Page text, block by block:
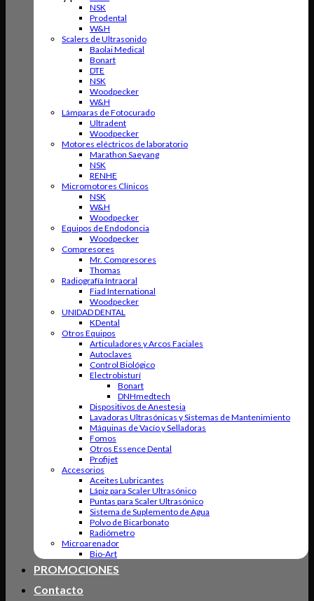
NSK
Prodental
W&H
Scalers de Ultrasonido
Baolai Medical
Bonart
DTE
NSK
Woodpecker
W&H
Lámparas de Fotocurado
Ultradent
Woodpecker
Motores eléctricos de laboratorio
Marathon Saeyang
NSK
RENHE
Micromotores Clínicos
NSK
W&H
Woodpecker
Equipos de Endodoncia
Woodpecker
Compresores
Mr. Compresores
Thomas
Radiografía Intraoral
Fiad International
Woodpecker
UNIDAD DENTAL
KDental
Otros Equipos
Articuladores y Arcos Faciales
Autoclaves
Control Biológico
Electrobisturí
Bonart
DNHmedtech
Dispositivos de Anestesia
Lavadoras Ultrasónicas y Sistemas de Mantenimiento
Máquinas de Vacío y Selladoras
Fomos
Otros Essence Dental
Profijet
Accesorios
Aceites Lubricantes
Lápiz para Scaler Ultrasónico
Puntas para Scaler Ultrasónico
Sistema de Suplemento de Agua
Polvo de Bicarbonato
Radiómetro
Microarenador
Bio-Art
PROMOCIONES
Contacto